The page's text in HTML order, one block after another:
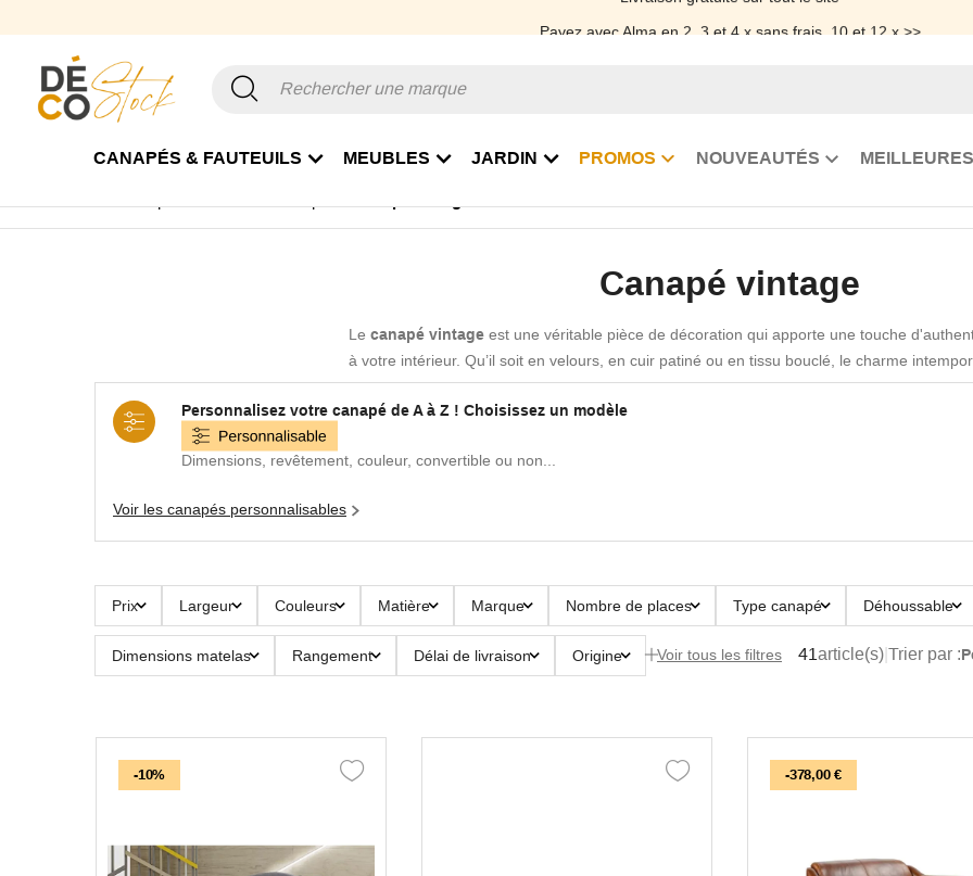
Payez avec Alma en 2, 3 et 4 x sans frais, 10 et 12 x >>
CANAPÉS & FAUTEUILS MEUBLES JARDIN PROMOS NOUVEAUTÉS
Canapé vintage
Le canapé vintage est une véritable pièce de décoration qui apporte une touche
à votre intérieur. Qu’il soit en velours, en cuir patiné ou en tissu bouclé, le charme
un hommage aux époques passées, tout en restant résolument
Personnalisez votre canapé de A à Z ! Choisissez un modèle
Dimensions, revêtement, couleur, convertible ou non...
Voir les canapés personnalisables
Prix Largeur Couleurs Matière Marque Nombre de places Type canapé Déhoussable
Dimensions matelas Rangement Délai de livraison Origine Voir tous les filtres 41article(s) Trier par :
-10% -378,00 €